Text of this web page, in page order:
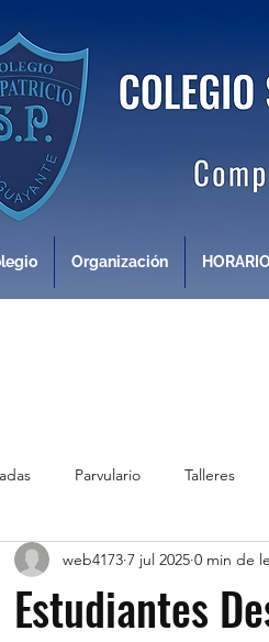
Organización
Parvulario Talleres
Estudiantes
web4173 7 jul 2025 0 min de